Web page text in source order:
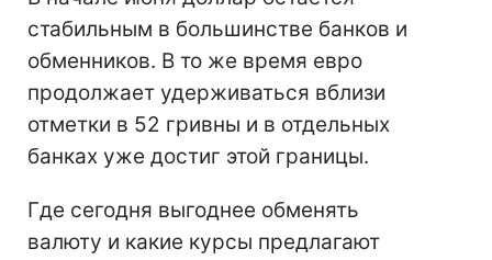
стабильным в большинстве банков и
обменников. В то же время евро
продолжает удерживаться вблизи
отметки в 52 гривны и в отдельных
банках уже достиг этой границы.
Где сегодня выгоднее обменять
валюту и какие курсы предлагают